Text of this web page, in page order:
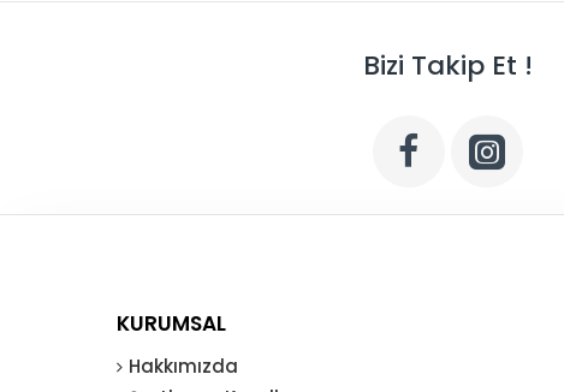
Bizi Takip Et !
KURUMSAL
Hakkımızda